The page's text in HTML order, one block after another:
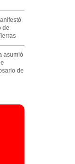
de
asumió
de